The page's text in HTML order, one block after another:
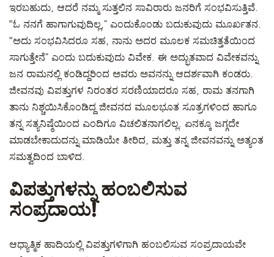
ಇರಬಹುದು, ಆದರೆ ನಮ್ಮ ಸುತ್ತಲಿನ ಸಾವಿರಾರು ಜನರಿಗೆ ಸಂಭವಿಸುತ್ತಿವೆ.
"ಓ ನನಗೆ ಹಾಗಾಗುವುದಿಲ್ಲ,” ಎಂದುಕೊಂಡು ಬದುಕುವುದು ಮೂರ್ಖತನ.
"ಅದು ಸಂಭವಿಸಿದರೂ ಸಹ, ನಾನು ಅದರ ಮೂಲಕ ಸಮಚಿತ್ತತೆಯಿಂದ
ಸಾಗುತ್ತೇನೆ” ಎಂದು ಬದುಕುವುದು ವಿವೇಕ. ಈ ಅದ್ಭುತವಾದ ವಿವೇಕವನ್ನು
ಜನ ರಾಮನಲ್ಲಿ ಕಂಡಿದ್ದರಿಂದ ಅವರು ಅವನನ್ನು ಆದರ್ಶವಾಗಿ ಕಂಡರು.
ಜೀವನವು ವಿಪತ್ತುಗಳ ನಿರಂತರ ಸರಣಿಯಾದರೂ ಸಹ, ರಾಮ ತನಗಾಗಿ
ತಾನು ನಿಶ್ಚಯಿಸಿಕೊಂಡಿದ್ದ ಜೀವನದ ಮೂಲಭೂತ ಸೂತ್ರಗಳಿಂದ ಹಾಗೂ
ತನ್ನ ಸತ್ಯನಿಷ್ಠೆಯಿಂದ ಎಂದಿಗೂ ವಿಚಲಿತನಾಗಲಿಲ್ಲ. ಏನಕ್ಕೂ ಜಗ್ಗದೇ
ಮಾಡಬೇಕಾದುದನ್ನು ಮಾಡಿಯೇ ತೀರಿದ, ಮತ್ತು ತನ್ನ ಜೀವನವನ್ನು ಅತ್ಯಂತ
ಸಮತ್ವದಿಂದ ಬಾಳಿದ.
ವಿಪತ್ತುಗಳನ್ನು ಹಂಬಲಿಸುವ
ಸಂಪ್ರದಾಯ!
ಆಧ್ಯಾತ್ಮಿಕ ಹಾದಿಯಲ್ಲಿ ವಿಪತ್ತುಗಳಿಗಾಗಿ ಹಂಬಲಿಸುವ ಸಂಪ್ರದಾಯವೇ